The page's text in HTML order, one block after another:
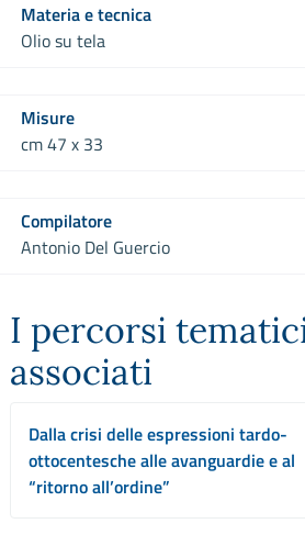
Materia e tecnica
Olio su tela
Misure
cm 47 x 33
Compilatore
Antonio Del Guercio
I percorsi
associati
Dalla crisi delle espressioni tardo-
ottocentesche alle avanguardie e al
“ritorno all’ordine”